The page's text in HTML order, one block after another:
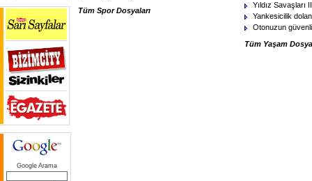
Google Arama
Tüm Spor Dosyaları
Yıldız Savaşları
Yankesicilik
Otonuzun
Tüm Yaşam